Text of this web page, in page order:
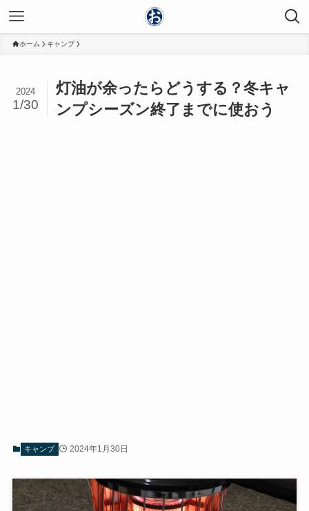
ホーム キャンプ
灯油が余ったらどうする？冬キャ
ンプシーズン終了までに使おう
2024
1/30
キャンプ 2024年1月30日